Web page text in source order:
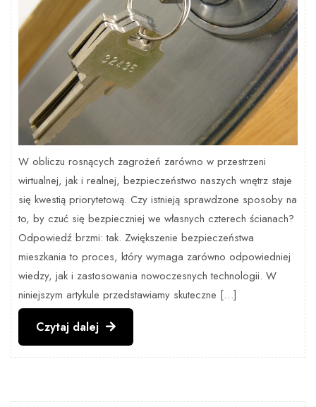
W obliczu rosnących zagrożeń zarówno w przestrzeni
wirtualnej, jak i realnej, bezpieczeństwo naszych wnętrz staje
się kwestią priorytetową. Czy istnieją sprawdzone sposoby na
to, by czuć się bezpieczniej we własnych czterech ścianach?
Odpowiedź brzmi: tak. Zwiększenie bezpieczeństwa
mieszkania to proces, który wymaga zarówno odpowiedniej
wiedzy, jak i zastosowania nowoczesnych technologii. W
niniejszym artykule przedstawiamy skuteczne […]
Czytaj dalej
Czytaj
dalej